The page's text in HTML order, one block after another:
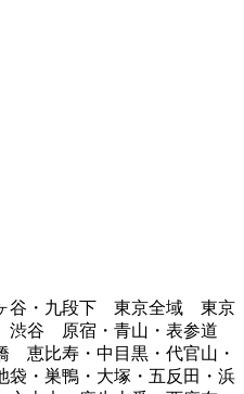
谷・九段下 東京全域 東京
谷 原宿・青山・表参道
恵比寿・中目黒・代官山・
・巣鴨・大塚・五反田・浜